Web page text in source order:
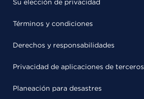
Su elección de privacidad
Términos y condiciones
Derechos y responsabilidades
Privacidad de aplicaciones de terceros
Planeación para desastres